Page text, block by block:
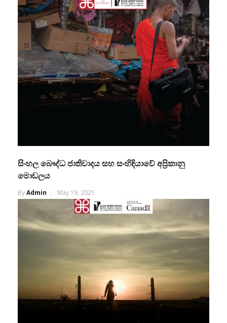
සිංහල බෞද්ධ ජාතිවාදය සහ සංහිඳියාවේ අප්‍රිකානු
මොඩලය
ByAdmin May 19, 2021